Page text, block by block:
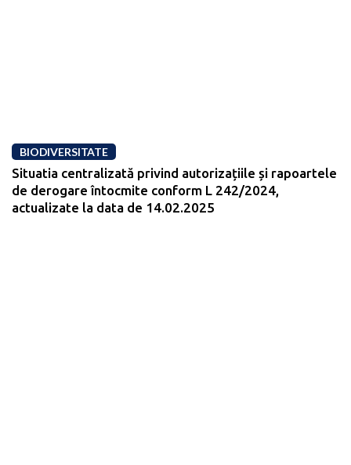
BIODIVERSITATE
Situatia centralizată privind autorizațiile și rapoartele
de derogare întocmite conform L 242/2024,
actualizate la data de 14.02.2025